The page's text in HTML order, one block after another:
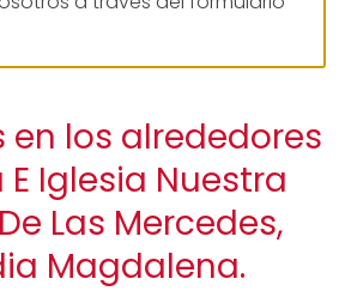
en los alrededores
E Iglesia Nuestra
Las Mercedes,
Magdalena.